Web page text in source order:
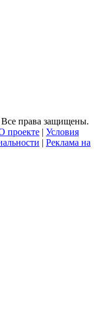
права защищены.
проекте | Условия
| Реклама на